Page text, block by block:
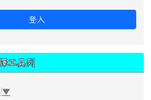
登入
工具列
▼